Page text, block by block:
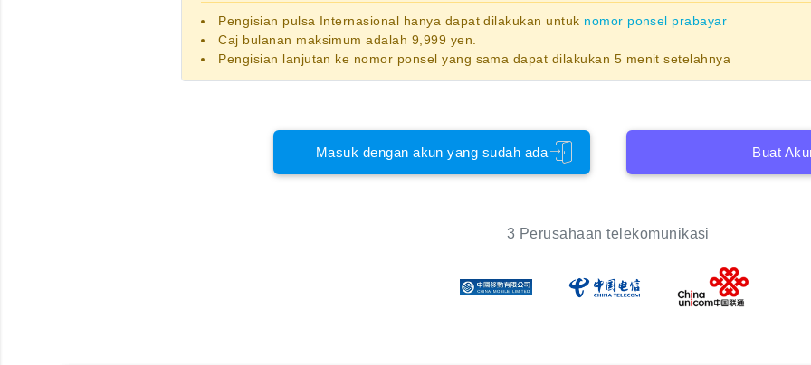
Pengisian pulsa Internasional hanya dapat dilakukan untuk nomor ponsel prabayar
Caj bulanan maksimum adalah 9,999 yen.
Pengisian lanjutan ke nomor ponsel yang sama dapat dilakukan 5 menit setelahnya
Masuk dengan akun yang sudah ada Buat
3 Perusahaan telekomunikasi